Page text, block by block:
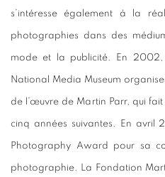
s’intéresse également à la
photographies dans des
mode et la publicité. En
National Media Museum
de l’œuvre de Martin Parr, qui
cinq années suivantes. En avril
Photography Award pour sa
photographie. La Fondation